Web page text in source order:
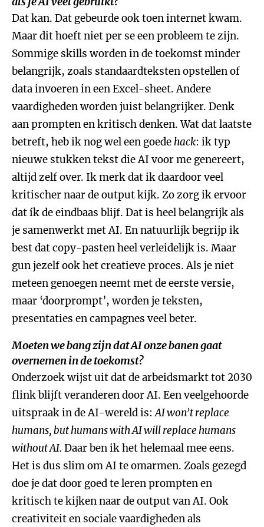
Dat kan. Dat gebeurde ook toen internet kwam.
Maar dit hoeft niet per se een probleem te zijn.
Sommige skills worden in de toekomst minder
belangrijk, zoals standaardteksten opstellen of
data invoeren in een Excel-sheet. Andere
vaardigheden worden juist belangrijker. Denk
aan prompten en kritisch denken. Wat dat laatste
betreft, heb ik nog wel een goedehack: ik typ
nieuwe stukken tekst die AI voor me genereert,
altijd zelf over. Ik merk dat ik daardoor veel
kritischer naar de output kijk. Zo zorg ik ervoor
dat ík de eindbaas blijf. Dat is heel belangrijk als
je samenwerkt met AI. En natuurlijk begrijp ik
best dat copy-pasten heel verleidelijk is. Maar
gun jezelf ook het creatieve proces. Als je niet
meteen genoegen neemt met de eerste versie,
maar ‘doorprompt’, worden je teksten,
presentaties en campagnes veel beter.
Moeten we bang zijn dat AI onze banen gaat
overnemen in de toekomst?
Onderzoek wijst uit dat de arbeidsmarkt tot 2030
flink blijft veranderen door AI. Een veelgehoorde
uitspraak in de AI-wereld is:AI won’t replace
humans, but humans with AI will replace humans
without AI. Daar ben ik het helemaal mee eens.
Het is dus slim om AI te omarmen. Zoals gezegd
doe je dat door goed te leren prompten en
kritisch te kijken naar de output van AI. Ook
creativiteit en sociale vaardigheden als